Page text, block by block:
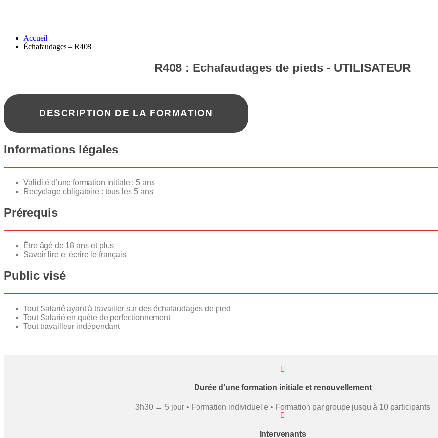
Accueil
Échafaudages – R408
R408 : Echafaudages de pieds - UTILISATEUR
DESCRIPTION DE LA FORMATION
Informations légales
Validité d’une formation initiale : 5 ans
Recyclage obligatoire : tous les 5 ans
Prérequis
Être âgé de 18 ans et plus
Savoir lire et écrire le français
Public visé
Tout Salarié ayant à travailler sur des échafaudages de pied
Tout Salarié en quête de perfectionnement
Tout travailleur indépendant
Durée d’une formation initiale et renouvellement
3h30 → 5 jour • Formation individuelle • Formation par groupe jusqu’à 10 participants
Intervenants